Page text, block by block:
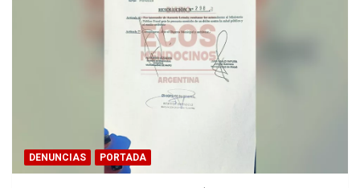
DENUNCIAS PORTADA